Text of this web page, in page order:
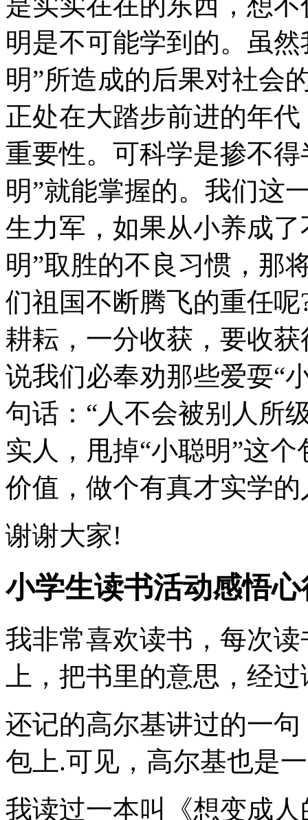
明是不可能学到的。虽
明”所造成的后果对社会
正处在大踏步前进的年
重要性。可科学是掺不
明”就能掌握的。我们这
生力军，如果从小养成
明”取胜的不良习惯，那
们祖国不断腾飞的重任
耕耘，一分收获，要收
说我们必奉劝那些爱耍“
句话：“人不会被别人所
实人，甩掉“小聪明”这
价值，做个有真才实学的
谢谢大家!
小学生读书活动感悟心
我非常喜欢读书，每次
上，把书里的意思，经
还记的高尔基讲过的一
包上.可见，高尔基也是
我读过一本叫《想变成